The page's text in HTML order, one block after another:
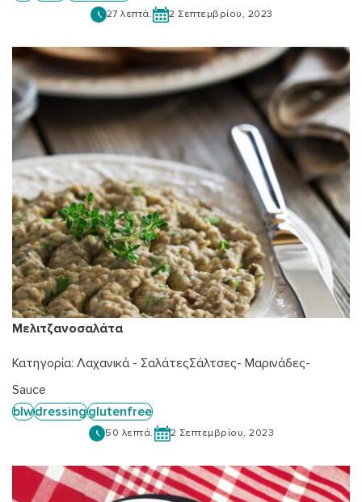
27 λεπτά. 2 Σεπτεμβρίου, 2023
Μελιτζανοσαλάτα
Κατηγορία: Λαχανικά - ΣαλάτεςΣάλτσες- Μαρινάδες-
Sauce
blwdressingglutenfree
50 λεπτά. 2 Σεπτεμβρίου, 2023